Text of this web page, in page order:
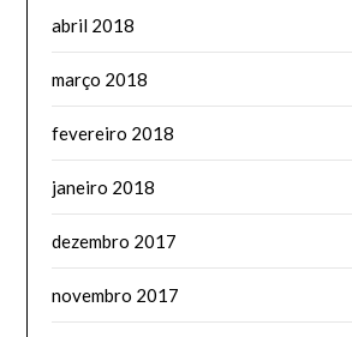
abril 2018
março 2018
fevereiro 2018
janeiro 2018
dezembro 2017
novembro 2017